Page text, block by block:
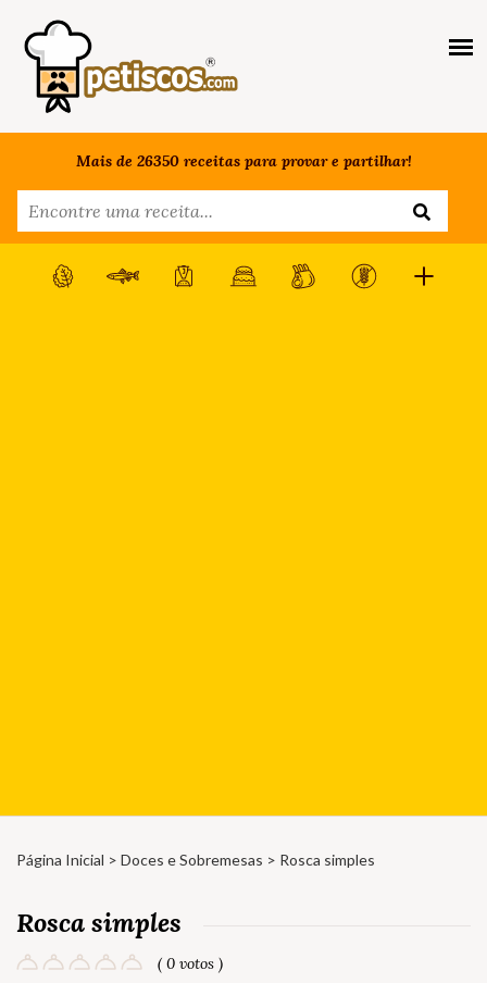
Mais de 26350 receitas para provar e partilhar!
Página Inicial > Doces e Sobremesas > Rosca simples
Rosca simples
( 0 votos )